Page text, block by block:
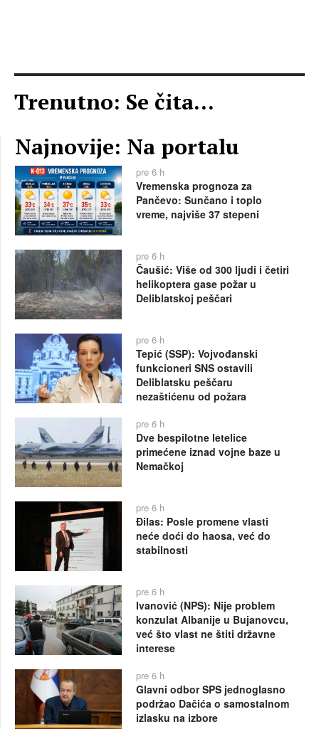
Trenutno: Se čita...
Najnovije: Na portalu
pre 6 h
Vremenska prognoza za
Pančevo: Sunčano i toplo
vreme, najviše 37 stepeni
pre 6 h
Čaušić: Više od 300 ljudi i četiri
helikoptera gase požar u
Deliblatskoj peščari
pre 6 h
Tepić (SSP): Vojvođanski
funkcioneri SNS ostavili
Deliblatsku peščaru
nezaštićenu od požara
pre 6 h
Dve bespilotne letelice
primećene iznad vojne baze u
Nemačkoj
pre 6 h
Đilas: Posle promene vlasti
neće doći do haosa, već do
stabilnosti
pre 6 h
Ivanović (NPS): Nije problem
konzulat Albanije u Bujanovcu,
već što vlast ne štiti državne
interese
pre 6 h
Glavni odbor SPS jednoglasno
podržao Dačića o samostalnom
izlasku na izbore